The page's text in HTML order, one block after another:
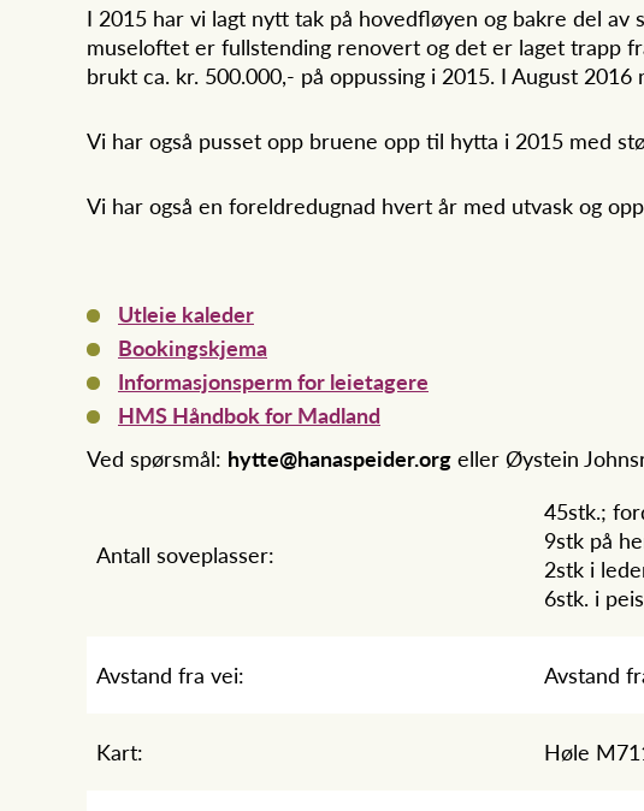
I 2015 har vi lagt nytt tak på hovedfløyen og bakre del
museloftet er fullstending renovert og det er laget trapp
brukt ca. kr. 500.000,- på oppussing i 2015. I August
Vi har også pusset opp bruene opp til hytta i 2015 med
Vi har også en foreldredugnad hvert år med utvask og
Utleie kaleder
Bookingskjema
Informasjonsperm for leietagere
HMS Håndbok for Madland
Ved spørsmål: hytte@hanaspeider.org eller Øystein
Antall soveplasser:
45stk.;
9stk på
2stk i
6stk. i
Avstand fra vei: Avstand
Kart: Høle